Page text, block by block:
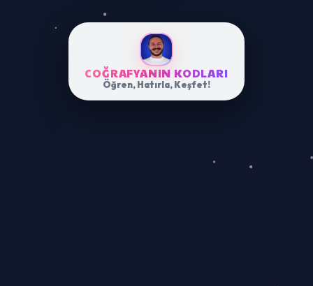
COĞRAFYANIN KODLARI
Öğren, Hatırla, Keşfet!